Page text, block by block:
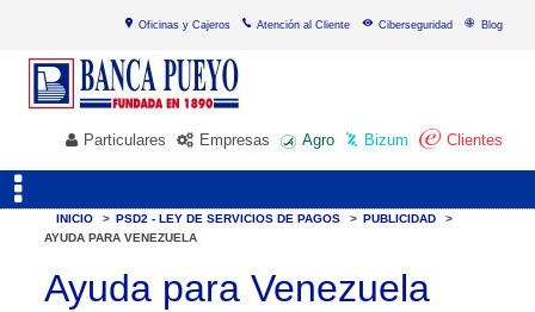
Oficinas y Cajeros Atención al Cliente Ciberseguridad Blog
Particulares Empresas Agro Bizum Clientes
INICIO > PSD2 - LEY DE SERVICIOS DE PAGOS > PUBLICIDAD
>
AYUDA PARA VENEZUELA
Ayuda para Venezuela